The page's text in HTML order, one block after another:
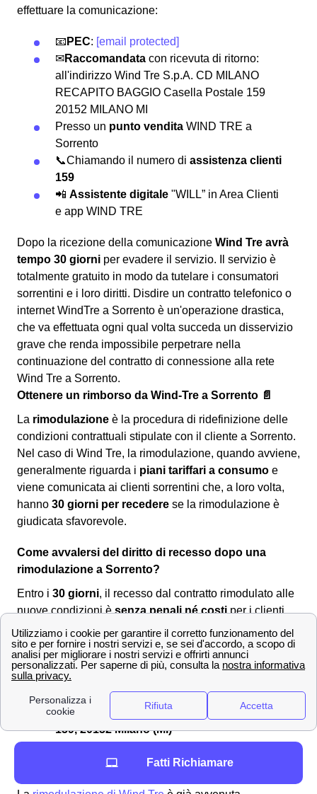
effettuare la comunicazione:
📧 PEC: [email protected]
✉Raccomandata con ricevuta di ritorno:
all'indirizzo Wind Tre S.p.A. CD MILANO
RECAPITO BAGGIO Casella Postale 159
20152 MILANO MI
Presso un punto vendita WIND TRE a
Sorrento
📞Chiamando il numero di assistenza clienti
159
📲 Assistente digitale "WILL” in Area Clienti
e app WIND TRE
Dopo la ricezione della comunicazione Wind Tre avrà
tempo 30 giorni per evadere il servizio. Il servizio è
totalmente gratuito in modo da tutelare i consumatori
sorrentini e i loro diritti. Disdire un contratto telefonico o
internet WindTre a Sorrento è un'operazione drastica,
che va effettuata ogni qual volta succeda un disservizio
grave che renda impossibile perpetrare nella
continuazione del contratto di connessione alla rete
Wind Tre a Sorrento.
Ottenere un rimborso da Wind-Tre a Sorrento 📄
La rimodulazione è la procedura di ridefinizione delle
condizioni contrattuali stipulate con il cliente a Sorrento.
Nel caso di Wind Tre, la rimodulazione, quando avviene,
generalmente riguarda i piani tariffari a consumo e
viene comunicata ai clienti sorrentini che, a loro volta,
hanno 30 giorni per recedere se la rimodulazione è
giudicata sfavorevole.
Come avvalersi del diritto di recesso dopo una
rimodulazione a Sorrento?
Entro i 30 giorni, il recesso dal contratto rimodulato alle
nuove condizioni èsenza penali né costiper i clienti
sorrentini. Per comunicare la volontà di recesso si dovrà
utilizzare uno dei seguenti canali:
Servizio clienti Wind-Tre: contattabile al159
PEC all'indirizzo:
Raccomandata A/R a:Wind Tre S.p.A. CD
Milano recapito Baggio, Casella Postale
159, 20152 Milano (MI)
Assistenza digitale WilliFatti Richiamare